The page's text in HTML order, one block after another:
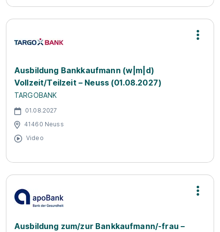
Ausbildung Bankkaufmann (w|m|d)
Vollzeit/Teilzeit – Neuss (01.08.2027)
TARGOBANK
01.08.2027
41460 Neuss
Video
Ausbildung zum/zur Bankkaufmann/-frau –